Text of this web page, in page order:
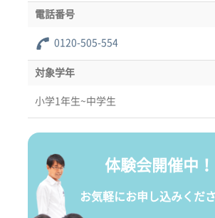
電話番号
0120-505-554
対象学年
小学1年生~中学生
体験会開催中！
お気軽にお申し込みくだ